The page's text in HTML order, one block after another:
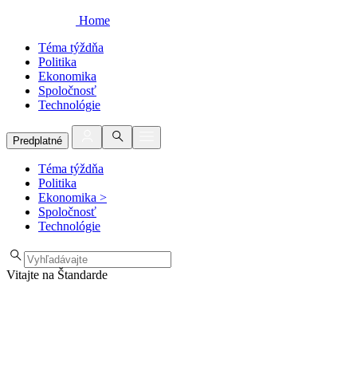
Home
Téma týždňa
Politika
Ekonomika
Spoločnosť
Technológie
Predplatné
Téma týždňa
Politika
Ekonomika >
Spoločnosť
Technológie
Vitajte na Štandarde